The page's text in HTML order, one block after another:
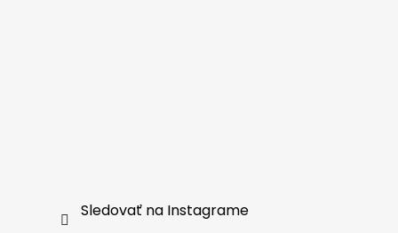
Sledovať na Instagrame